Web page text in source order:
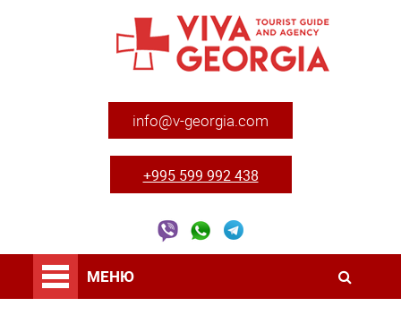
info@v-georgia.com
+995 599 992 438
МЕНЮ